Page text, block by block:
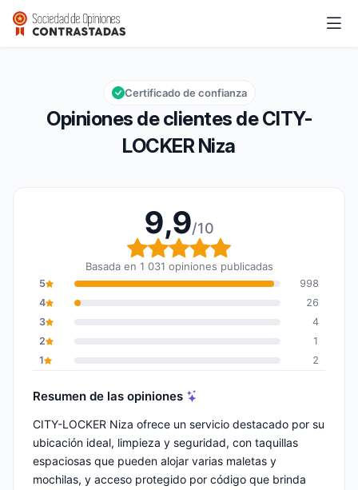
CITY-LOCKER Niza
Calificación global: 9,9 de 10
9,9/10
Opiniones de clientes de CITY-
LOCKER Niza
Certificado de confianza
9,9/10
Calificación global: 9,9
Basada en 1 031 opiniones publicadas
5
998
4
26
3
4
2
1
1
2
Resumen de las opiniones
CITY-LOCKER Niza ofrece un servicio destacado por su
ubicación ideal, limpieza y seguridad, con taquillas
espaciosas que pueden alojar varias maletas y
mochilas, y acceso protegido por código que brinda